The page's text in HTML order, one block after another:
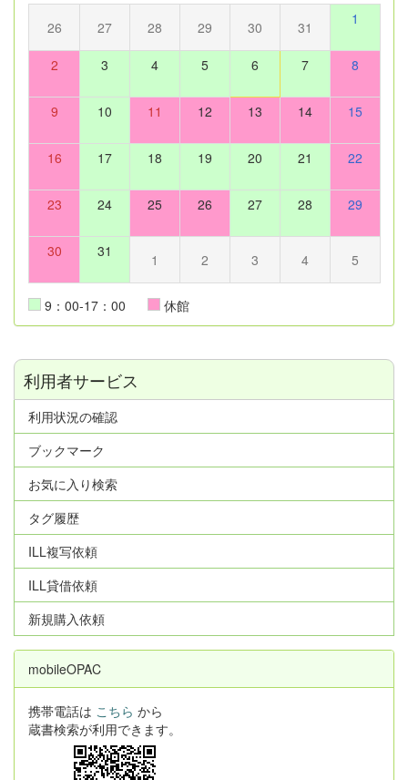
26 27 28 29 30 31 1
2 3 4 5 6 7 8
9 10 11 12 13 14 15
16 17 18 19 20 21 22
23 24 25 26 27 28 29
30 31 1 2 3 4 5
9：00-17：00 休館
利用者サービス
利用状況の確認
ブックマーク
お気に入り検索
タグ履歴
ILL複写依頼
ILL貸借依頼
新規購入依頼
mobileOPAC
携帯電話は こちら から
蔵書検索が利用できます。